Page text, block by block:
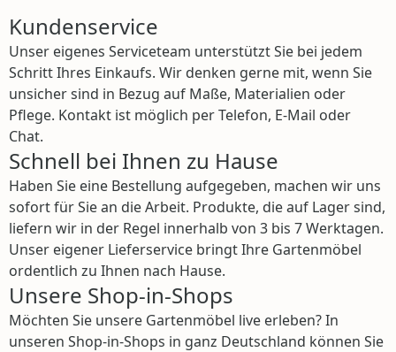
Kundenservice
Unser eigenes Serviceteam unterstützt Sie bei jedem
Schritt Ihres Einkaufs. Wir denken gerne mit, wenn Sie
unsicher sind in Bezug auf Maße, Materialien oder
Pflege. Kontakt ist möglich per Telefon, E-Mail oder
Chat.
Schnell bei Ihnen zu Hause
Haben Sie eine Bestellung aufgegeben, machen wir uns
sofort für Sie an die Arbeit. Produkte, die auf Lager sind,
liefern wir in der Regel innerhalb von 3 bis 7 Werktagen.
Unser eigener Lieferservice bringt Ihre Gartenmöbel
ordentlich zu Ihnen nach Hause.
Unsere Shop-in-Shops
Möchten Sie unsere Gartenmöbel live erleben? In
unseren Shop-in-Shops in ganz Deutschland können Sie